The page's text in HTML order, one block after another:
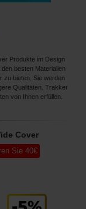
Produkte im Design
besten Materialien
zu bieten. Sie werden
Qualitäten. Trakker
von Ihnen erfüllen.
Cover
Sie 40€